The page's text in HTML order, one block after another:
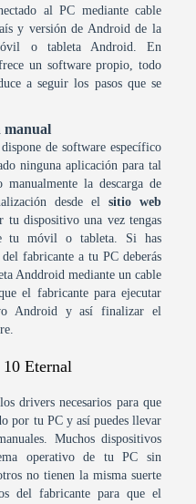
al PC mediante cable
y versión de Android de la
o tableta Android. En
un software propio, todo
a seguir los pasos que se
manual
de software específico
ninguna aplicación para tal
la descarga de
desde elsitio web
tu dispositivo una vez tengas
tu móvil o tableta. Si has
fabricante a tu PC deberás
Anddroid mediante un cable
el fabricante para ejecutar
Android y así finalizar el
Eternal
drivers necesarios para que
por tu PC y así puedes llevar
Muchos dispositivos
operativo de tu PC sin
no tienen la misma suerte
del fabricante para que el